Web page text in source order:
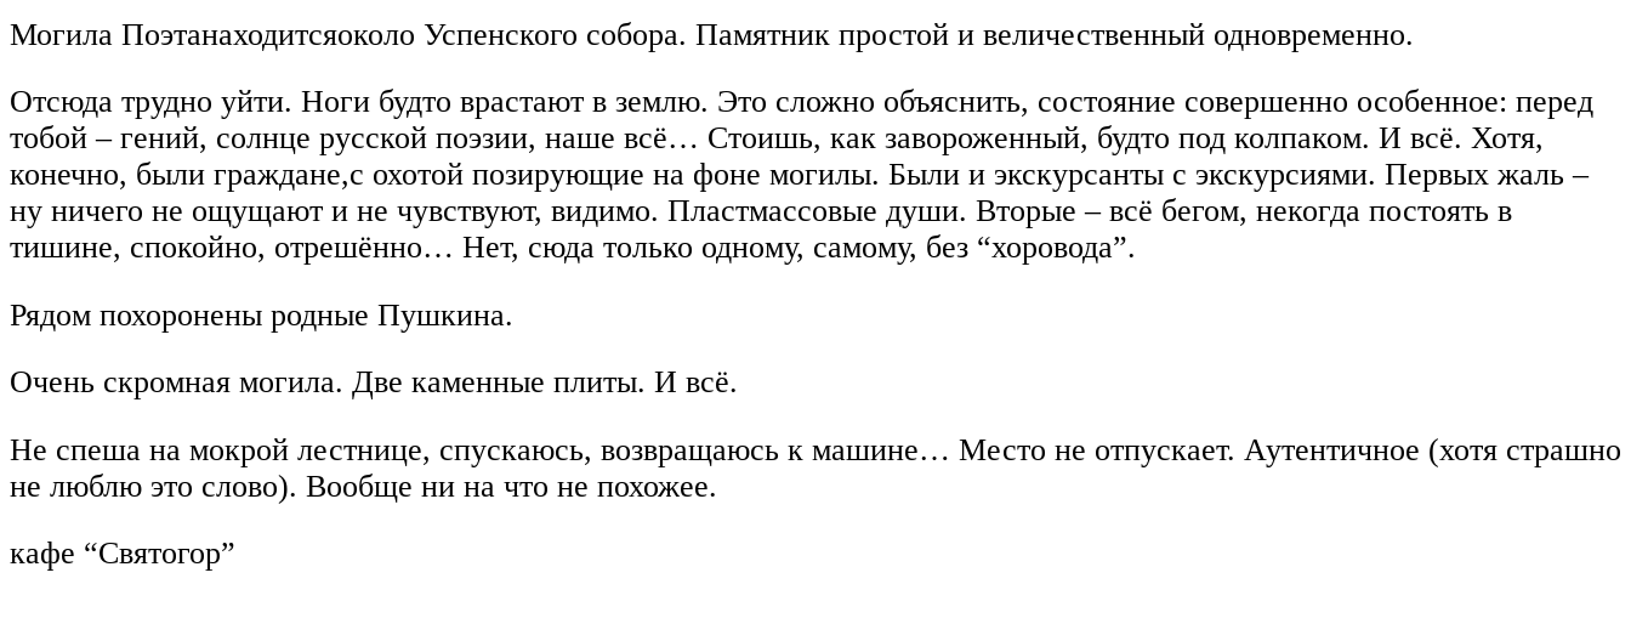
Могила Поэтанаходитсяоколо Успенского собора. Памятник простой и величественный одновременно.
Отсюда трудно уйти. Ноги будто врастают в землю. Это сложно объяснить, состояние совершенно особенное: перед
тобой – гений, солнце русской поэзии, наше всё… Стоишь, как завороженный, будто под колпаком. И всё. Хотя,
конечно, были граждане,с охотой позирующие на фоне могилы. Были и экскурсанты с экскурсиями. Первых жаль –
ну ничего не ощущают и не чувствуют, видимо. Пластмассовые души. Вторые – всё бегом, некогда постоять в
тишине, спокойно, отрешённо… Нет, сюда только одному, самому, без “хоровода”.
Рядом похоронены родные Пушкина.
Очень скромная могила. Две каменные плиты. И всё.
Не спеша на мокрой лестнице, спускаюсь, возвращаюсь к машине… Место не отпускает. Аутентичное (хотя страшно
не люблю это слово). Вообще ни на что не похожее.
кафе “Святогор”